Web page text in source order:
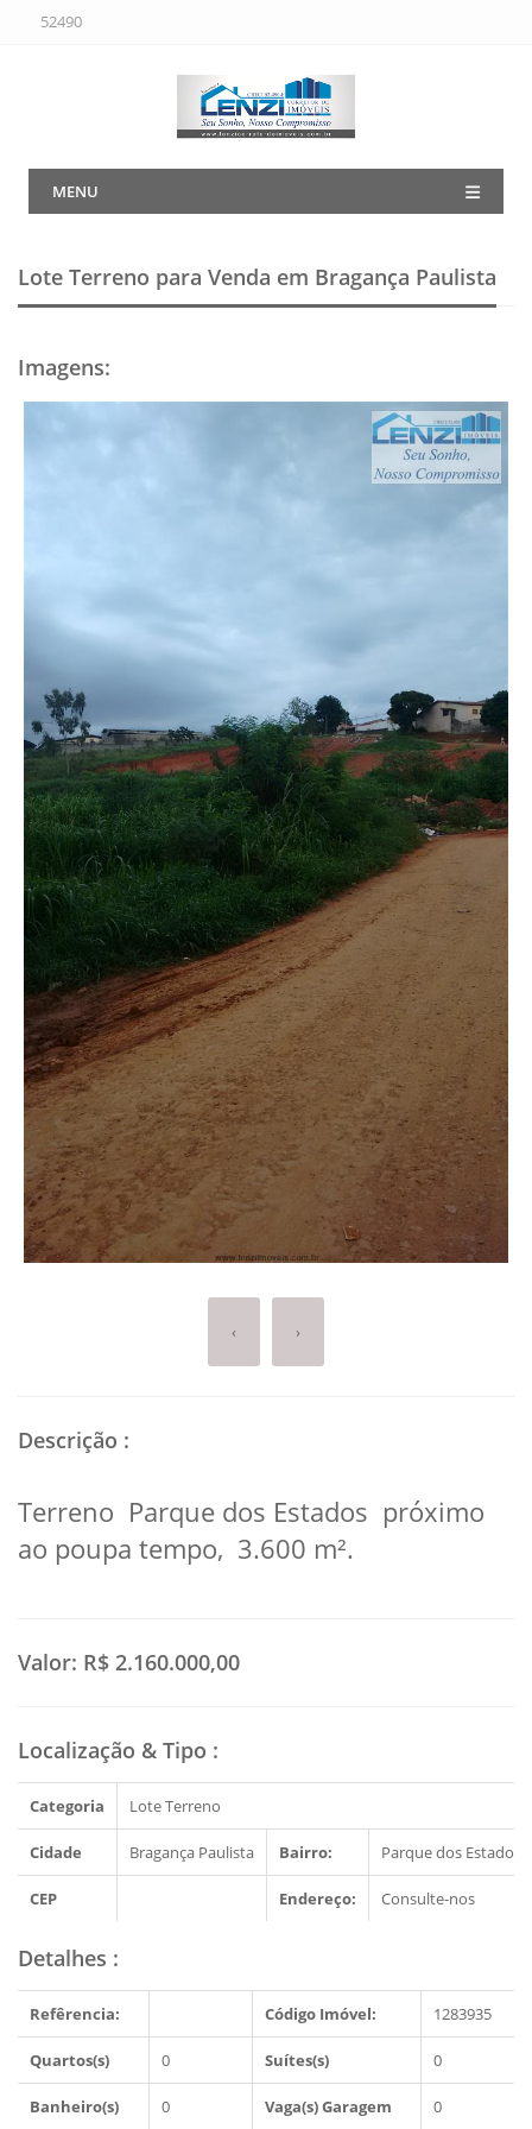
52490
MENU
Lote Terreno para Venda em Bragança Paulista
Imagens:
‹ ›
Descrição :
Terreno Parque dos Estados próximo
ao poupa tempo, 3.600 m².
Valor: R$ 2.160.000,00
Localização & Tipo :
Categoria Lote Terreno
Cidade Bragança Paulista Bairro: Parque dos Estados
CEP Endereço: Consulte-nos
Detalhes :
Refêrencia: Código Imóvel: 1283935
Quartos(s) 0 Suítes(s) 0
Banheiro(s) 0 Vaga(s) Garagem 0